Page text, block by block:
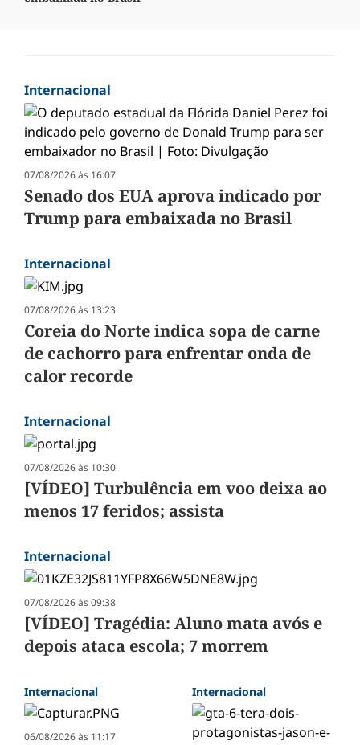
Internacional
07/08/2026 às 16:07
Senado dos EUA aprova indicado por
Trump para embaixada no Brasil
Internacional
07/08/2026 às 13:23
Coreia do Norte indica sopa de carne
de cachorro para enfrentar onda de
calor recorde
Internacional
07/08/2026 às 10:30
[VÍDEO] Turbulência em voo deixa ao
menos 17 feridos; assista
Internacional
07/08/2026 às 09:38
[VÍDEO] Tragédia: Aluno mata avós e
depois ataca escola; 7 morrem
Internacional
06/08/2026 às 11:17
Internacional